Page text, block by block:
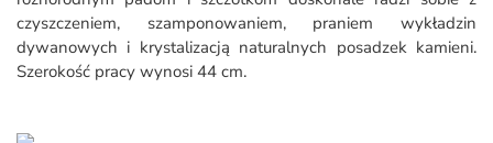
czyszczeniem, szamponowaniem, praniem wykładzin
dywanowych i krystalizacją naturalnych posadzek kamieni.
Szerokość pracy wynosi 44 cm.